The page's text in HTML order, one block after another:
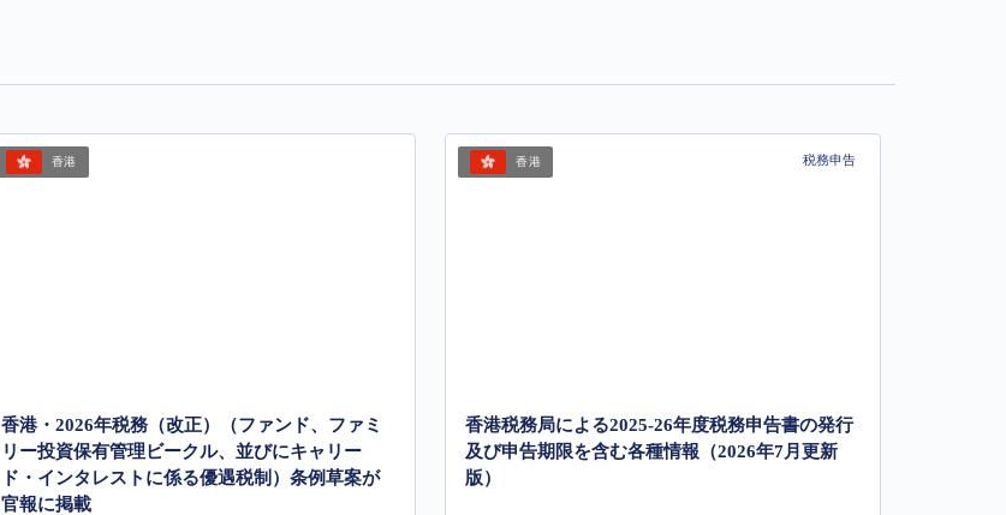
香港
香港・2026年税務（改正）（ファンド、ファミ
リー投資保有管理ビークル、並びにキャリー
ド・インタレストに係る優遇税制）条例草案が
官報に掲載
香港 税務申告
香港税務局による2025-26年度税務申告書の発行
及び申告期限を含む各種情報（2026年7月更新
版）